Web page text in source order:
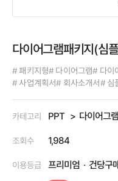
다이어그램패키지(심
# 패키지형# 다이어그램# 다이
# 사업계획서# 회사소개서# 심
카테고리 PPT 다이어그램
조회수 1,984
이용등급 프리미엄 건당구